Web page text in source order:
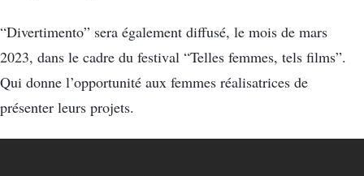
“Divertimento” sera également diffusé, le mois de mars
2023, dans le cadre du festival “Telles femmes, tels films”.
Qui donne l’opportunité aux femmes réalisatrices de
présenter leurs projets.